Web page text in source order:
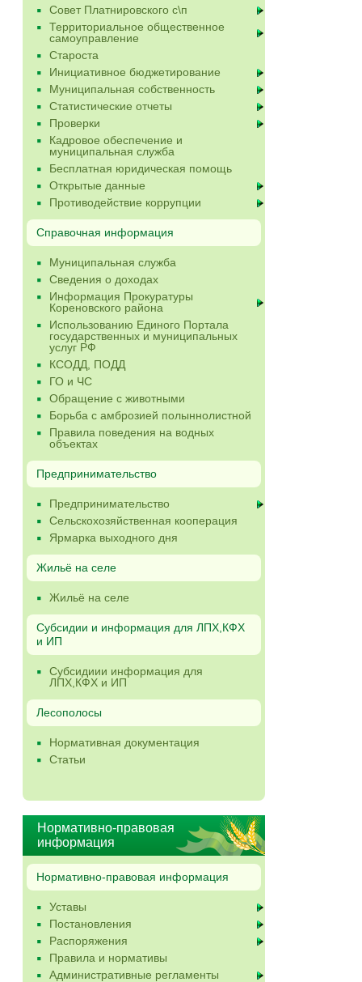
Совет Платнировского с\п
Территориальное общественное
самоуправление
Староста
Инициативное бюджетирование
Муниципальная собственность
Статистические отчеты
Проверки
Кадровое обеспечение и
муниципальная служба
Бесплатная юридическая помощь
Открытые данные
Противодействие коррупции
Справочная информация
Муниципальная служба
Сведения о доходах
Информация Прокуратуры
Кореновского района
Использованию Единого Портала
государственных и муниципальных
услуг РФ
КСОДД, ПОДД
ГО и ЧС
Обращение с животными
Борьба с амброзией полыннолистной
Правила поведения на водных
объектах
Предпринимательство
Предпринимательство
Сельскохозяйственная кооперация
Ярмарка выходного дня
Жильё на селе
Жильё на селе
Субсидии и информация для ЛПХ,КФХ
и ИП
Субсидиии информация для
ЛПХ,КФХ и ИП
Лесополосы
Нормативная документация
Статьи
Нормативно-правовая
информация
Нормативно-правовая информация
Уставы
Постановления
Распоряжения
Правила и нормативы
Административные регламенты